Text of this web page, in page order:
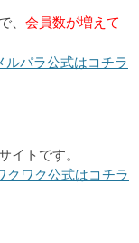
、 会員数が増えて
ルパラ公式はコチラ
イトです。
クワク公式はコチラ